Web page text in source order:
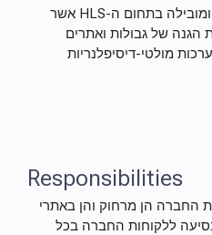
מגל הינה חברה גלובלית ומובילה בתחום ה-HLS אשר
של גבולות ואתרים
מולטי-דיסיפלנריות
Responsibilities
החברה הן מרחוק והן באתרי
ללקוחות החברה בכל